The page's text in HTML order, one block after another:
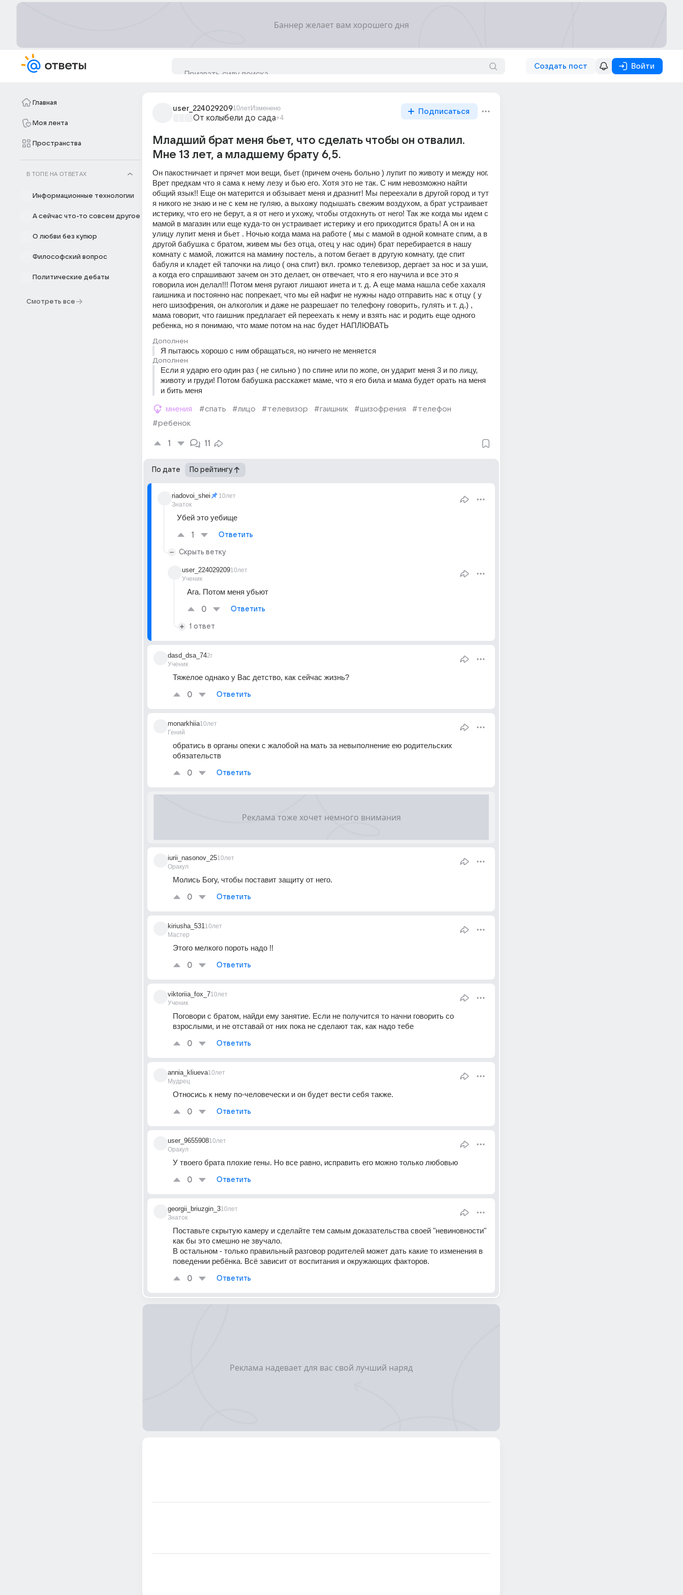
Создать пост Войти
Главная
Моя лента
Пространства
В ТОПЕ НА ОТВЕТАХ
Информационные технологии
А сейчас что-то совсем другое
О любви без купюр
Философский вопрос
Политические дебаты
Смотреть все
user_22402920910летИзменено
От колыбели до сада+4
Подписаться
Младший брат меня бьет, что сделать чтобы он отвалил.
Мне 13 лет, а младшему брату 6,5.
Он пакостничает и прячет мои вещи, бьет (причем очень больно ) лупит по животу и между ног.
Врет предкам что я сама к нему лезу и бью его. Хотя это не так. С ним невозможно найти
общий язык!! Еще он матерится и обзывает меня и дразнит! Мы переехали в другой город и тут
я никого не знаю и не с кем не гуляю, а выхожу подышать свежим воздухом, а брат устраивает
истерику, что его не берут, а я от него и ухожу, чтобы отдохнуть от него! Так же когда мы идем с
мамой в магазин или еще куда-то он устраивает истерику и его приходится брать! А он и на
улицу лупит меня и бьет . Ночью когда мама на работе ( мы с мамой в одной комнате спим, а в
другой бабушка с братом, живем мы без отца, отец у нас один) брат перебирается в нашу
комнату с мамой, ложится на мамину постель, а потом бегает в другую комнату, где спит
бабуля и кладет ей тапочки на лицо ( она спит) вкл. громко телевизор, дергает за нос и за уши,
а когда его спрашивают зачем он это делает, он отвечает, что я его научила и все это я
говорила ион делал!!! Потом меня ругают лишают инета и т. д. А еще мама нашла себе хахаля
гаишника и постоянно нас попрекает, что мы ей нафиг не нужны надо отправить нас к отцу ( у
него шизофрения, он алкоголик и даже не разрешает по телефону говорить, гулять и т. д.) ,
мама говорит, что гаишник предлагает ей переехать к нему и взять нас и родить еще одного
ребенка, но я понимаю, что маме потом на нас будет НАПЛЮВАТЬ
Дополнен
Я пытаюсь хорошо с ним обращаться, но ничего не меняется
Дополнен
Если я ударю его один раз ( не сильно ) по спине или по жопе, он ударит меня 3 и по лицу,
животу и груди! Потом бабушка расскажет маме, что я его била и мама будет орать на меня
и бить меня
мнения #спать #лицо #телевизор #гаишник #шизофрения
#телефон
#ребенок
1 11
По дате По рейтингу
riadovoi_shei
Знаток
10лет
Убей это уебище
1 Ответить
Скрыть ветку
user_224029209
Ученик
10лет
Ага. Потом меня убьют
0 Ответить
1 ответ
dasd_dsa_74
Ученик
2г
Тяжелое однако у Вас детство, как сейчас жизнь?
0 Ответить
monarkhiia
Гений
10лет
обратись в органы опеки с жалобой на мать за невыполнение ею родительских
обязательств
0 Ответить
iurii_nasonov_25
Оракул
10лет
Молись Богу, чтобы поставит защиту от него.
0 Ответить
kiriusha_531
Мастер
10лет
Этого мелкого пороть надо !!
0 Ответить
viktoriia_fox_7
Ученик
10лет
Поговори с братом, найди ему занятие. Если не получится то начни говорить со
взрослыми, и не отставай от них пока не сделают так, как надо тебе
0 Ответить
annia_kliueva
Мудрец
10лет
Относись к нему по-человечески и он будет вести себя также.
0 Ответить
user_9655908
Оракул
10лет
У твоего брата плохие гены. Но все равно, исправить его можно только любовью
0 Ответить
georgii_briuzgin_3
Знаток
10лет
Поставьте скрытую камеру и сделайте тем самым доказательства своей "невиновности"
как бы это смешно не звучало.
В остальном - только правильный разговор родителей может дать какие то изменения в
поведении ребёнка. Всё зависит от воспитания и окружающих факторов.
0 Ответить